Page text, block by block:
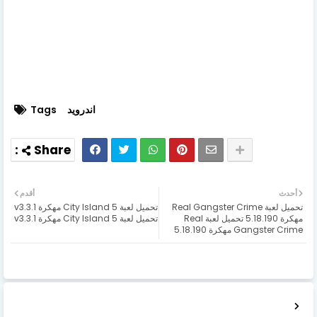
Tags اندرويد
أحدث
تحميل لعبة Real Gangster Crime
مهكرة 5.18.190 تحميل لعبة Real
Gangster Crime مهكرة 5.18.190
أقدم
تحميل لعبة City Island 5 مهكرة v3.3.1
تحميل لعبة City Island 5 مهكرة v3.3.1